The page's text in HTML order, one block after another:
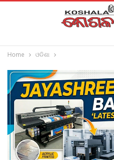
Home ଓଡିଶା